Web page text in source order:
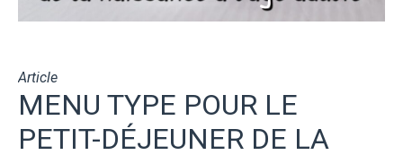
Article
MENU TYPE POUR LE
PETIT-DÉJEUNER DE LA